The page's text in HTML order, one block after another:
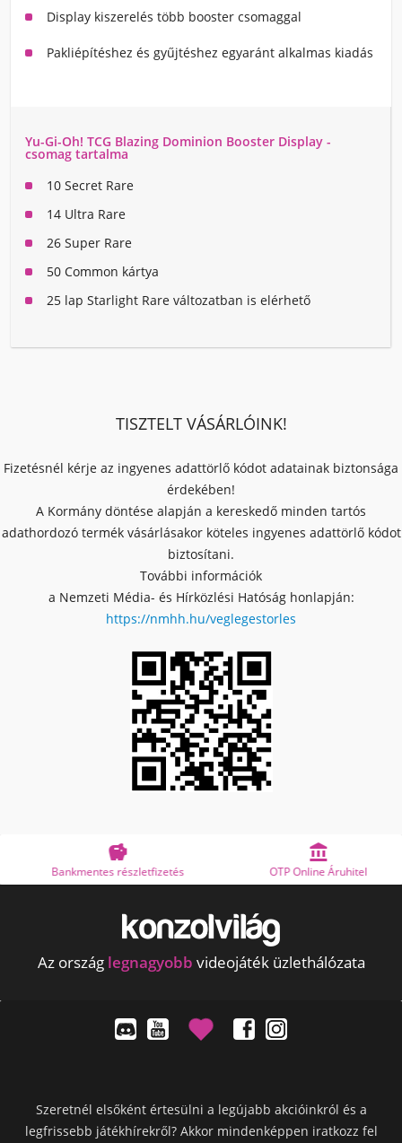
Display kiszerelés több booster csomaggal
Pakliépítéshez és gyűjtéshez egyaránt alkalmas kiadás
Yu-Gi-Oh! TCG Blazing Dominion Booster Display -
csomag tartalma
10 Secret Rare
14 Ultra Rare
26 Super Rare
50 Common kártya
25 lap Starlight Rare változatban is elérhető
TISZTELT VÁSÁRLÓINK!
Fizetésnél kérje az ingyenes adattörlő kódot adatainak biztonsága
érdekében!
A Kormány döntése alapján a kereskedő minden tartós
adathordozó termék vásárlásakor köteles ingyenes adattörlő kódot
biztosítani.
További információk
a Nemzeti Média- és Hírközlési Hatóság honlapján:
https://nmhh.hu/veglegestorles

Bankmentes részletfizetés

OTP Online Áruhitel
Az ország legnagyobb videojáték üzlethálózata
Szeretnél elsőként értesülni a legújabb akcióinkról és a
legfrissebb játékhírekről? Akkor mindenképpen iratkozz fel